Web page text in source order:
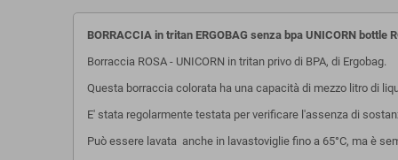
BORRACCIA in tritan ERGOBAG senza bpa UNICORN bottle
Borraccia ROSA - UNICORN in tritan privo di BPA, di Ergobag.
Questa borraccia colorata ha una capacità di mezzo litro di
E' stata regolarmente testata per verificare l'assenza di
Può essere lavata anche in lavastoviglie fino a 65°C, ma è